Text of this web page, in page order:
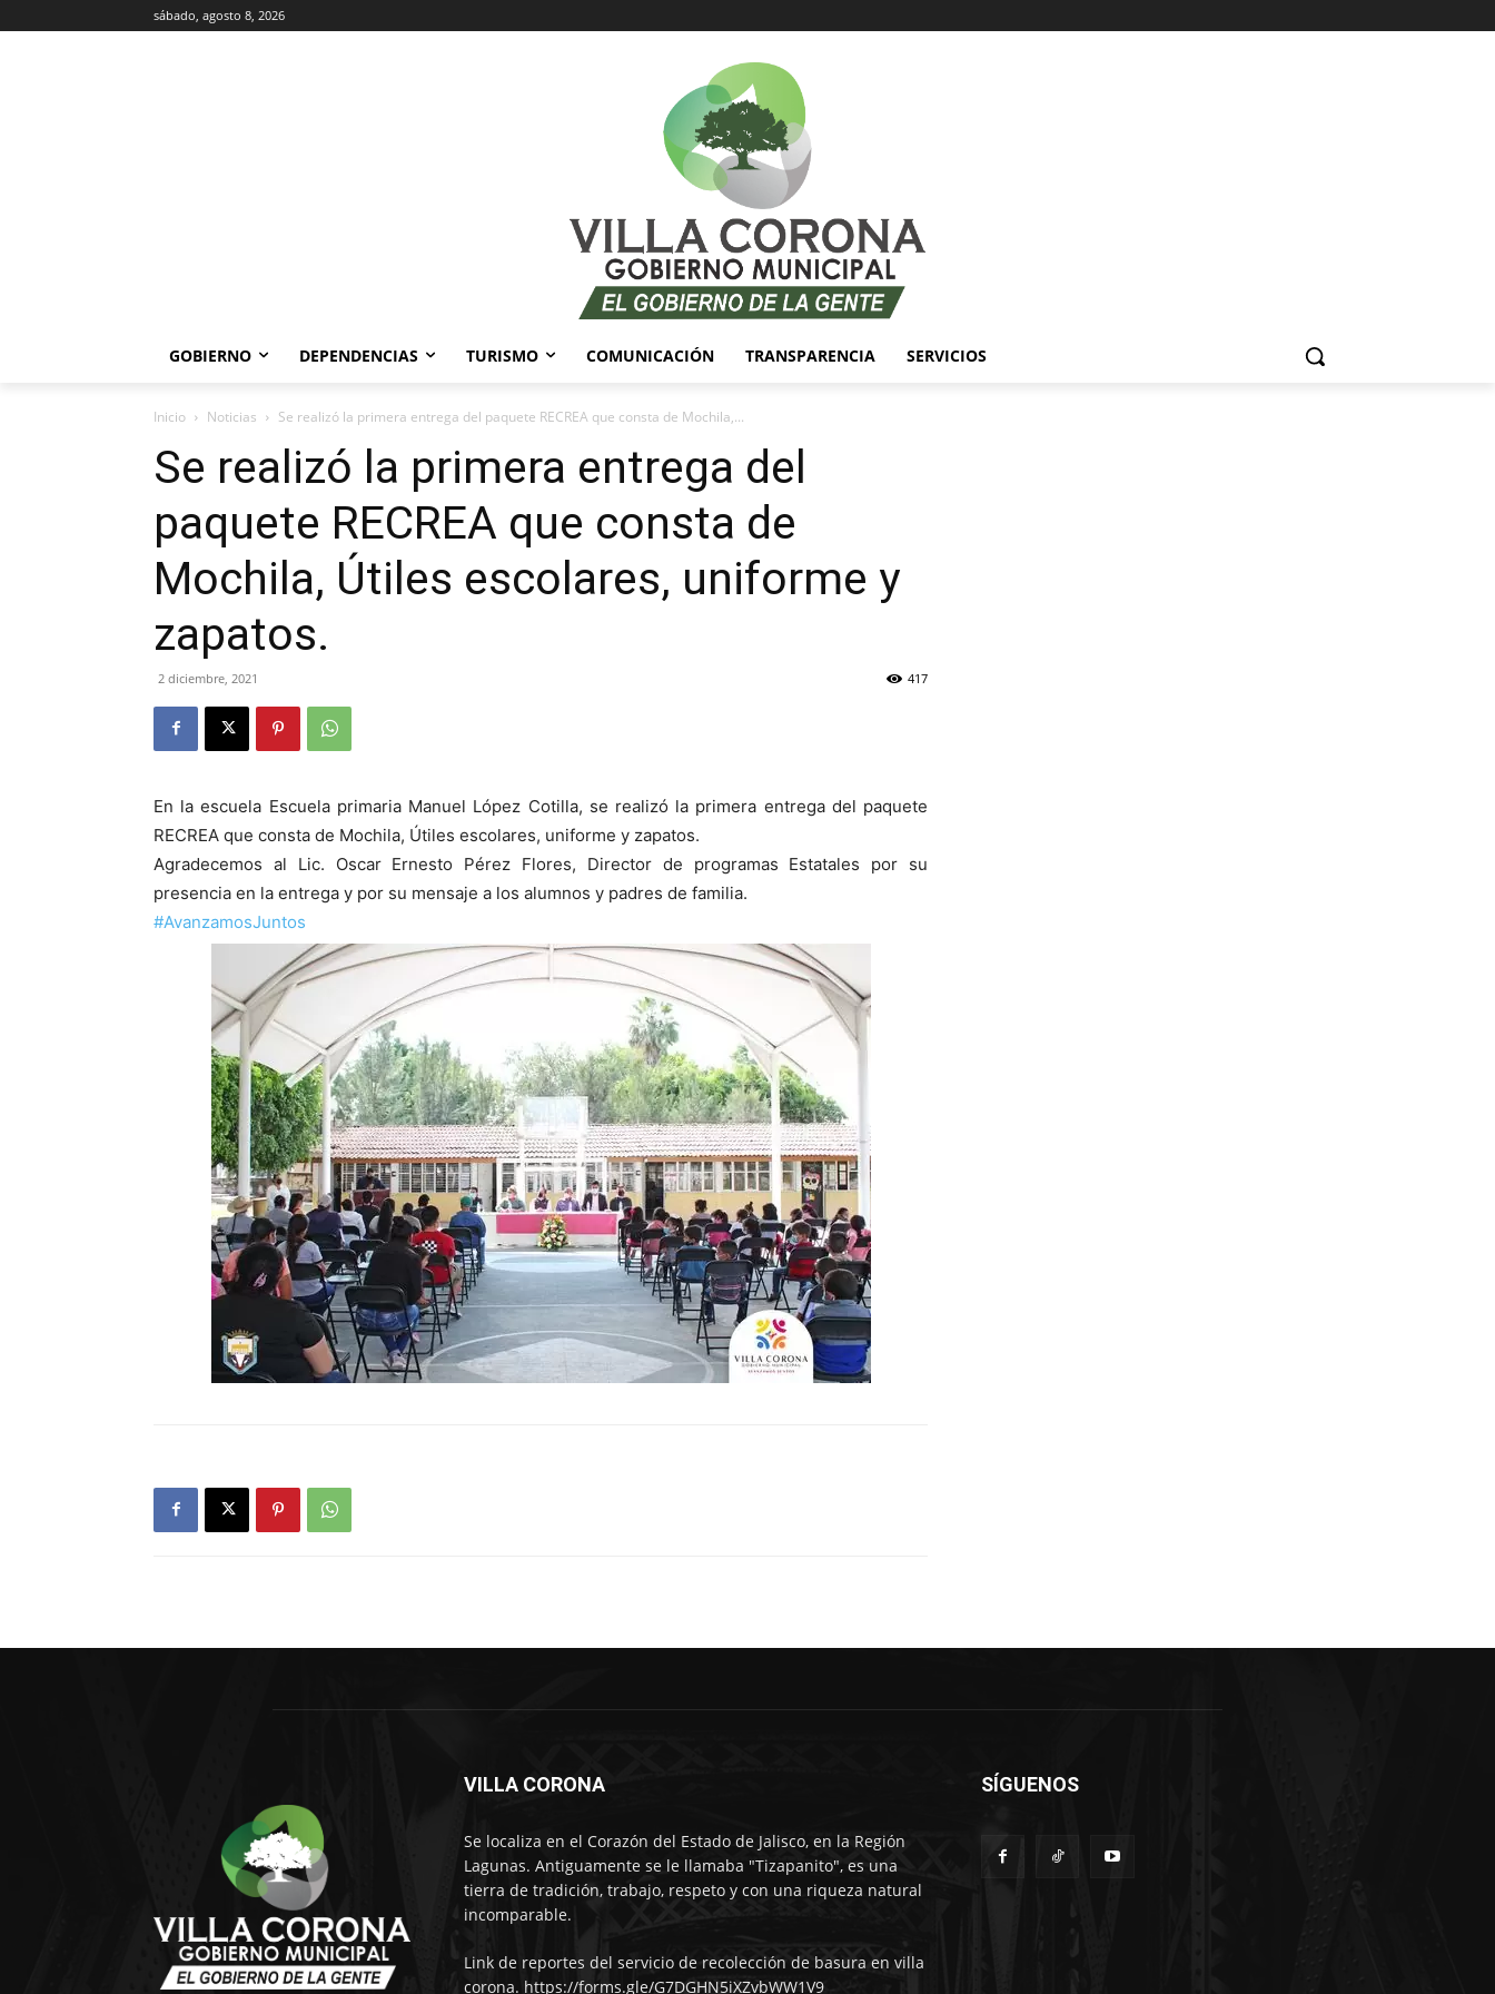
sábado, agosto 8, 2026
GOBIERNO DEPENDENCIAS TURISMO COMUNICACIÓN TRANSPARENCIA SERVICIOS
Inicio Noticias Se realizó la primera entrega del paquete RECREA que consta de Mochila,...
Se realizó la primera entrega del
paquete RECREA que consta de
Mochila, Útiles escolares, uniforme y
zapatos.
2 diciembre, 2021 417
En la escuela Escuela primaria Manuel López Cotilla, se realizó la primera entrega del paquete
RECREA que consta de Mochila, Útiles escolares, uniforme y zapatos.
Agradecemos al Lic. Oscar Ernesto Pérez Flores, Director de programas Estatales por su
presencia en la entrega y por su mensaje a los alumnos y padres de familia.
#AvanzamosJuntos
VILLA CORONA
Se localiza en el Corazón del Estado de Jalisco, en la Región
Lagunas. Antiguamente se le llamaba "Tizapanito", es una
tierra de tradición, trabajo, respeto y con una riqueza natural
incomparable.
Link de reportes del servicio de recolección de basura en villa
corona. https://forms.gle/G7DGHN5iXZvbWW1V9
SÍGUENOS